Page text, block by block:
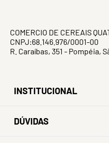
COMERCIO DE CEREAIS
CNPJ:68.146.976/0001-00
R. Caraíbas, 351 - Pompéia,
INSTITUCIONAL
DÚVIDAS